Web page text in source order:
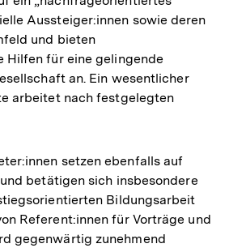
Aussteiger:innen sowie deren
und bieten
Hilfen für eine gelingende
an. Ein wesentlicher
arbeitet nach festgelegten
setzen ebenfalls auf
betätigen sich insbesondere
Bildungsarbeit
Referent:innen für Vorträge und
gegenwärtig zunehmend